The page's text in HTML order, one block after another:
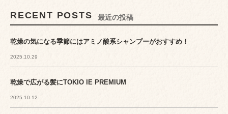
RECENT POSTS 最近の投稿
乾燥の気になる季節にはアミノ酸系シャンプーがおすすめ！
2025.10.29
乾燥で広がる髪にTOKIO IE PREMIUM
2025.10.12